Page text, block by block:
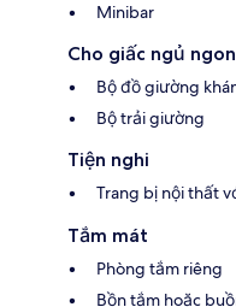
Minibar
Cho giấc ngủ ngon
Bộ đồ giường
Bộ trải giường
Tiện nghi
Trang bị nội thất
Tắm mát
Phòng tắm riêng
Bồn tắm hoặc